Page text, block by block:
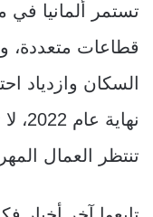
تستمر ألمانيا
قطاعات متعددة،
السكان وازدياد
تنتظر العمال